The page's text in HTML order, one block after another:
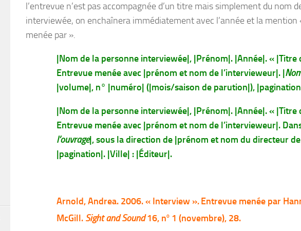
l’entrevue n’est pas accompagnée d’un titre mais simplement du nom
interviewée, on enchaînera immédiatement avec l’année et la mention
menée par ».
|Nom de la personne interviewée|, |Prénom|. |Année|. « |Titre
Entrevue menée avec |prénom et nom de l’intervieweur|. |
|volume|, n° |numéro| (|mois/saison de parution|),
|Nom de la personne interviewée|, |Prénom|. |Année|. « |Titre
Entrevue menée avec |prénom et nom de l’intervieweur|.
l’ouvrage|, sous la direction de |prénom et nom du directeur
|pagination|. |Ville| : |Éditeur|.
Arnold, Andrea. 2006.« Interview ».Entrevue menée par
McGill. Sight and Sound16, no 1 (novembre), 28.